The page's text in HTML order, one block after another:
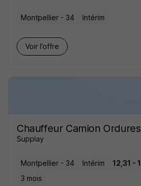
Montpellier - 34 Intérim
Voir l’offre
Chauffeur Camion
Supplay
Montpellier - 34 Intérim
12,31 -
3 mois